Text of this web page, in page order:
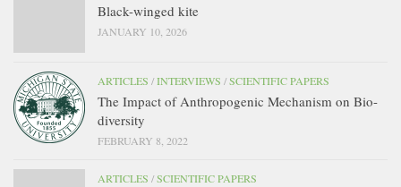
Black-winged kite
JANUARY 10, 2026
ARTICLES /INTERVIEWS /SCIENTIFIC PAPERS
The Impact of Anthropogenic Mechanism on Bio-
diversity
FEBRUARY 8, 2022
ARTICLES /SCIENTIFIC PAPERS